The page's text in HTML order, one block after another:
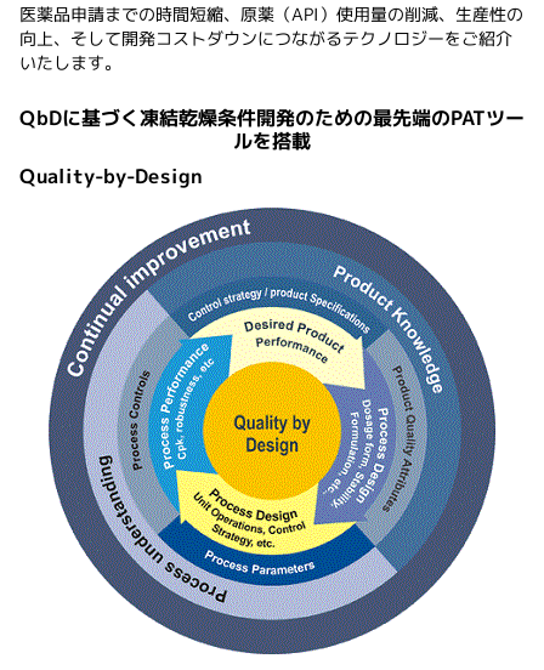
医薬品申請までの時間短縮、原薬（API）使用量の削減、生産性の
向上、そして開発コストダウンにつながるテクノロジーをご紹介
いたします。
QbDに基づく凍結乾燥条件開発のための最先端のPATツー
ルを搭載
Quality-by-Design